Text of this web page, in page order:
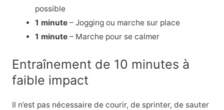
possible
1 minute – Jogging ou marche sur place
1 minute – Marche pour se calmer
Entraînement de 10 minutes à
faible impact
Il n’est pas nécessaire de courir, de sprinter, de sauter